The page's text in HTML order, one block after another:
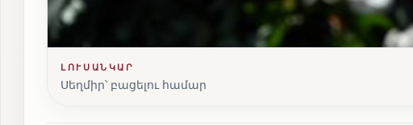
ԼՈՒՍԱՆԿԱՐ
Սեղմիր՝ բացելու համար